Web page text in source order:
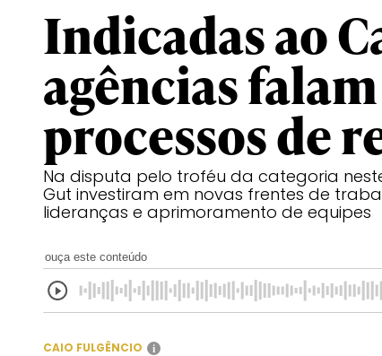
Indicadas ao
agências
processos de
Na disputa pelo troféu da categoria
Gut investiram em novas frentes de
lideranças e aprimoramento de equipes
ouça este conteúdo
CAIO FULGÊNCIO i